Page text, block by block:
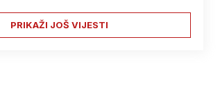
PRIKAŽI JOŠ VIJESTI